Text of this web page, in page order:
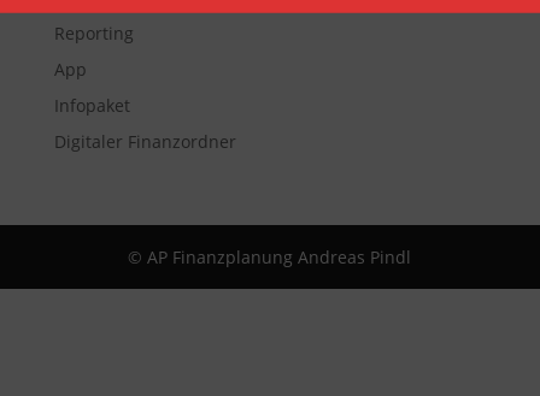
Reporting
App
Infopaket
Digitaler Finanzordner
© AP Finanzplanung Andreas Pindl